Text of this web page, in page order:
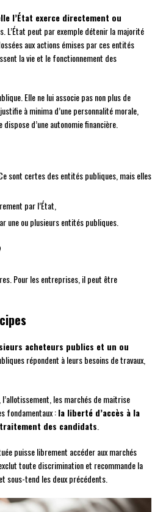
l’État exerce directement ou
L’État peut par exemple détenir la majorité
aux actions émises par ces entités
la vie et le fonctionnement des
Elle ne lui associe pas non plus de
à minima d’une personnalité morale,
d’une autonomie financière.
sont certes des entités publiques, mais elles
par l’État,
une ou plusieurs entités publiques.
Pour les entreprises, il peut être
acheteurs publics et un ou
répondent à leurs besoins de travaux,
les marchés de maitrise
fondamentaux :la liberté d’accès à la
des candidats
puisse librement accéder aux marchés
toute discrimination et recommande la
sous-tend les deux précédents.